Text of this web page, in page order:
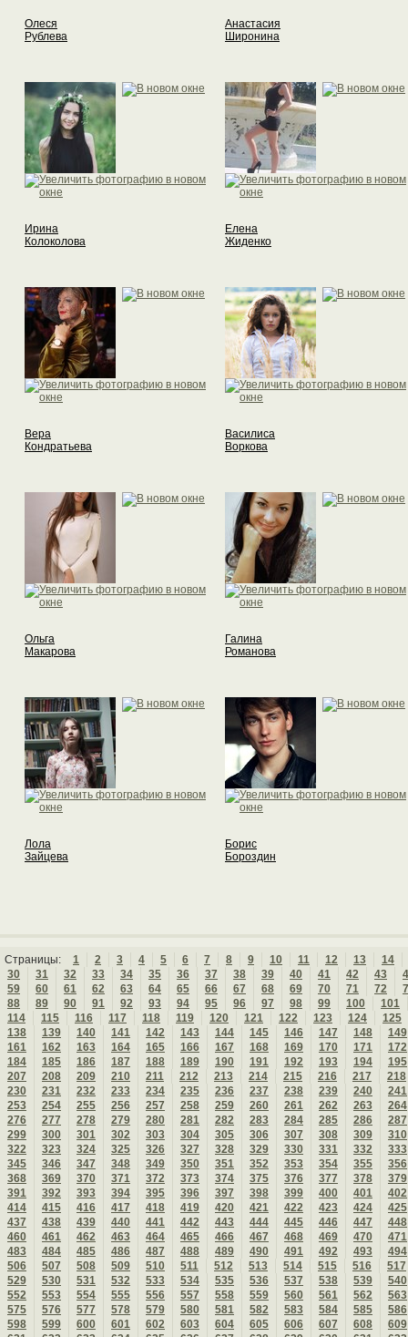
Олеся
Рублева
Анастасия
Широнина
Ирина
Колоколова
Елена
Жиденко
Вера
Кондратьева
Василиса
Воркова
Ольга
Макарова
Галина
Романова
Лола
Зайцева
Борис
Бороздин
Страницы: 1 2 3 4 5 6 7 8 9 10 11 12 13
14
30
31 32 33 34 35 36 37 38 39 40 41 42 43
59
60 61 62 63 64 65 66 67 68 69 70 71 72
88
89 90 91 92 93 94 95 96 97 98 99 100
101
114
115 116 117 118 119 120 121 122 123 124
125
138
139 140 141 142 143 144 145 146 147 148
149
161
162 163 164 165 166 167 168 169 170 171
172
184
185 186 187 188 189 190 191 192 193 194
195
207
208 209 210 211 212 213 214 215 216 217
218
230
231 232 233 234 235 236 237 238 239 240
241
253
254 255 256 257 258 259 260 261 262 263
264
276
277 278 279 280 281 282 283 284 285 286
287
299
300 301 302 303 304 305 306 307 308 309
310
322
323 324 325 326 327 328 329 330 331 332
333
345
346 347 348 349 350 351 352 353 354 355
356
368
369 370 371 372 373 374 375 376 377 378
379
391
392 393 394 395 396 397 398 399 400 401
402
414
415 416 417 418 419 420 421 422 423 424
425
437
438 439 440 441 442 443 444 445 446 447
448
460
461 462 463 464 465 466 467 468 469 470
471
483
484 485 486 487 488 489 490 491 492 493
494
506
507 508 509 510 511 512 513 514 515 516
517
529
530 531 532 533 534 535 536 537 538 539
540
552
553 554 555 556 557 558 559 560 561 562
563
575
576 577 578 579 580 581 582 583 584 585
586
598
599 600 601 602 603 604 605 606 607 608
609